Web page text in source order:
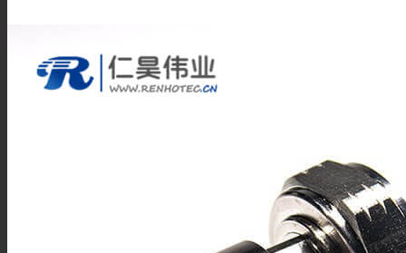
UHF连接器